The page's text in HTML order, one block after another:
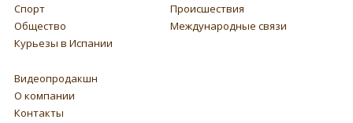
Спорт
Происшествия
Общество
Международные связи
Курьезы в Испании
Видеопродакшн
О компании
Контакты